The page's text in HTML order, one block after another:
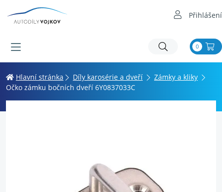
Přihlášení
0
Hlavní stránka Díly karosérie a dveří
Zámky a kliky
Očko zámku bočních dveří 6Y0837033C